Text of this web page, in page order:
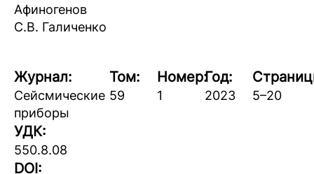
Афиногенов
С.В. Галиченко
Журнал:
Сейсмические
приборы
Том:
59
Номер:
1
Год:
2023 5–20
УДК:
550.8.08
DOI: